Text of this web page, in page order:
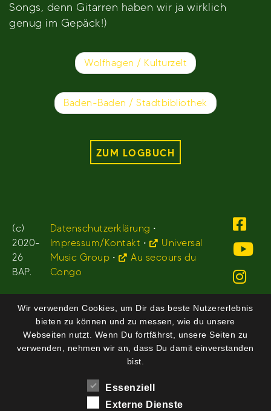
Songs, denn Gitarren haben wir ja wirklich
genug im Gepäck!)
Beitragsnavigation
Wolfhagen / Kulturzelt
Baden-Baden / Stadtbibliothek
ZUM LOGBUCH
(c)
2020-
26
BAP.
Datenschutzerklärung •
Impressum/Kontakt •
Universal
Music Group •
Au secours du
Congo
Wir verwenden Cookies, um Dir das beste Nutzererlebnis
bieten zu können und zu messen, wie du unsere
Webseiten nutzt. Wenn Du fortfährst, unsere Seiten zu
verwenden, nehmen wir an, dass Du damit einverstanden
bist.
Essenziell
Externe Dienste